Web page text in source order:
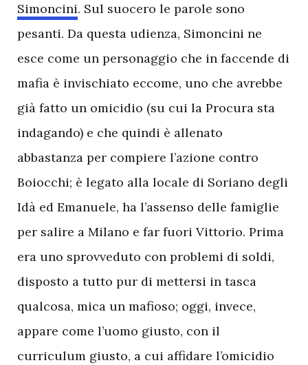
Simoncini. Sul suocero le parole sono
pesanti. Da questa udienza, Simoncini ne
esce come un personaggio che in faccende di
mafia è invischiato eccome, uno che avrebbe
già fatto un omicidio (su cui la Procura sta
indagando) e che quindi è allenato
abbastanza per compiere l’azione contro
Boiocchi; è legato alla locale di Soriano degli
Idà ed Emanuele, ha l’assenso delle famiglie
per salire a Milano e far fuori Vittorio. Prima
era uno sprovveduto con problemi di soldi,
disposto a tutto pur di mettersi in tasca
qualcosa, mica un mafioso; oggi, invece,
appare come l’uomo giusto, con il
curriculum giusto, a cui affidare l’omicidio